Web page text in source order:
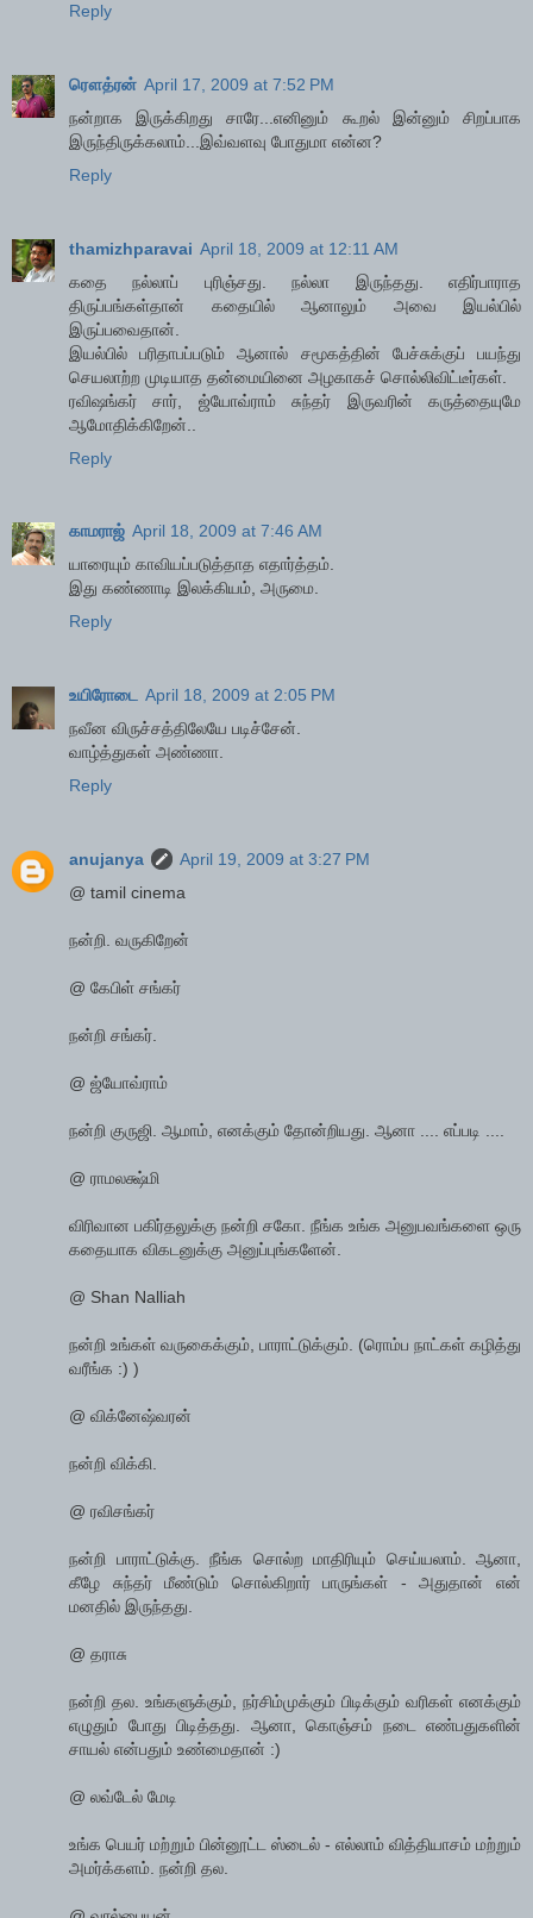
Reply
ரௌத்ரன் April 17, 2009 at 7:52 PM
நன்றாக இருக்கிறது சாரே...எனினும் கூறல் இன்னும் சிறப்பாக
இருந்திருக்கலாம்...இவ்வளவு போதுமா என்ன?
Reply
thamizhparavai April 18, 2009 at 12:11 AM
கதை நல்லாப் புரிஞ்சது. நல்லா இருந்தது. எதிர்பாராத
திருப்பங்கள்தான் கதையில் ஆனாலும் அவை இயல்பில்
இருப்பவைதான்.
இயல்பில் பரிதாபப்படும் ஆனால் சமூகத்தின் பேச்சுக்குப் பயந்து
செயலாற்ற முடியாத தன்மையினை அழகாகச் சொல்லிவிட்டீர்கள்.
ரவிஷங்கர் சார், ஜ்யோவ்ராம் சுந்தர் இருவரின் கருத்தையுமே
ஆமோதிக்கிறேன்..
Reply
காமராஜ் April 18, 2009 at 7:46 AM
யாரையும் காவியப்படுத்தாத எதார்த்தம்.
இது கண்ணாடி இலக்கியம், அருமை.
Reply
உயிரோடை April 18, 2009 at 2:05 PM
நவீன விருச்சத்திலேயே படிச்சேன்.
வாழ்த்துகள் அண்ணா.
Reply
anujanya
April 19, 2009 at 3:27 PM
@ tamil cinema
நன்றி. வருகிறேன்
@ கேபிள் சங்கர்
நன்றி சங்கர்.
@ ஜ்யோவ்ராம்
நன்றி குருஜி. ஆமாம், எனக்கும் தோன்றியது. ஆனா .... எப்படி ....
@ ராமலக்ஷ்மி
விரிவான பகிர்தலுக்கு நன்றி சகோ. நீங்க உங்க அனுபவங்களை ஒரு
கதையாக விகடனுக்கு அனுப்புங்களேன்.
@ Shan Nalliah
நன்றி உங்கள் வருகைக்கும், பாராட்டுக்கும். (ரொம்ப நாட்கள் கழித்து
வரீங்க :) )
@ விக்னேஷ்வரன்
நன்றி விக்கி.
@ ரவிசங்கர்
நன்றி பாராட்டுக்கு. நீங்க சொல்ற மாதிரியும் செய்யலாம். ஆனா,
கீழே சுந்தர் மீண்டும் சொல்கிறார் பாருங்கள் - அதுதான் என்
மனதில் இருந்தது.
@ தராசு
நன்றி தல. உங்களுக்கும், நர்சிம்முக்கும் பிடிக்கும் வரிகள் எனக்கும்
எழுதும் போது பிடித்தது. ஆனா, கொஞ்சம் நடை எண்பதுகளின்
சாயல் என்பதும் உண்மைதான் :)
@ லவ்டேல் மேடி
உங்க பெயர் மற்றும் பின்னூட்ட ஸ்டைல் - எல்லாம் வித்தியாசம் மற்றும்
அமர்க்களம். நன்றி தல.